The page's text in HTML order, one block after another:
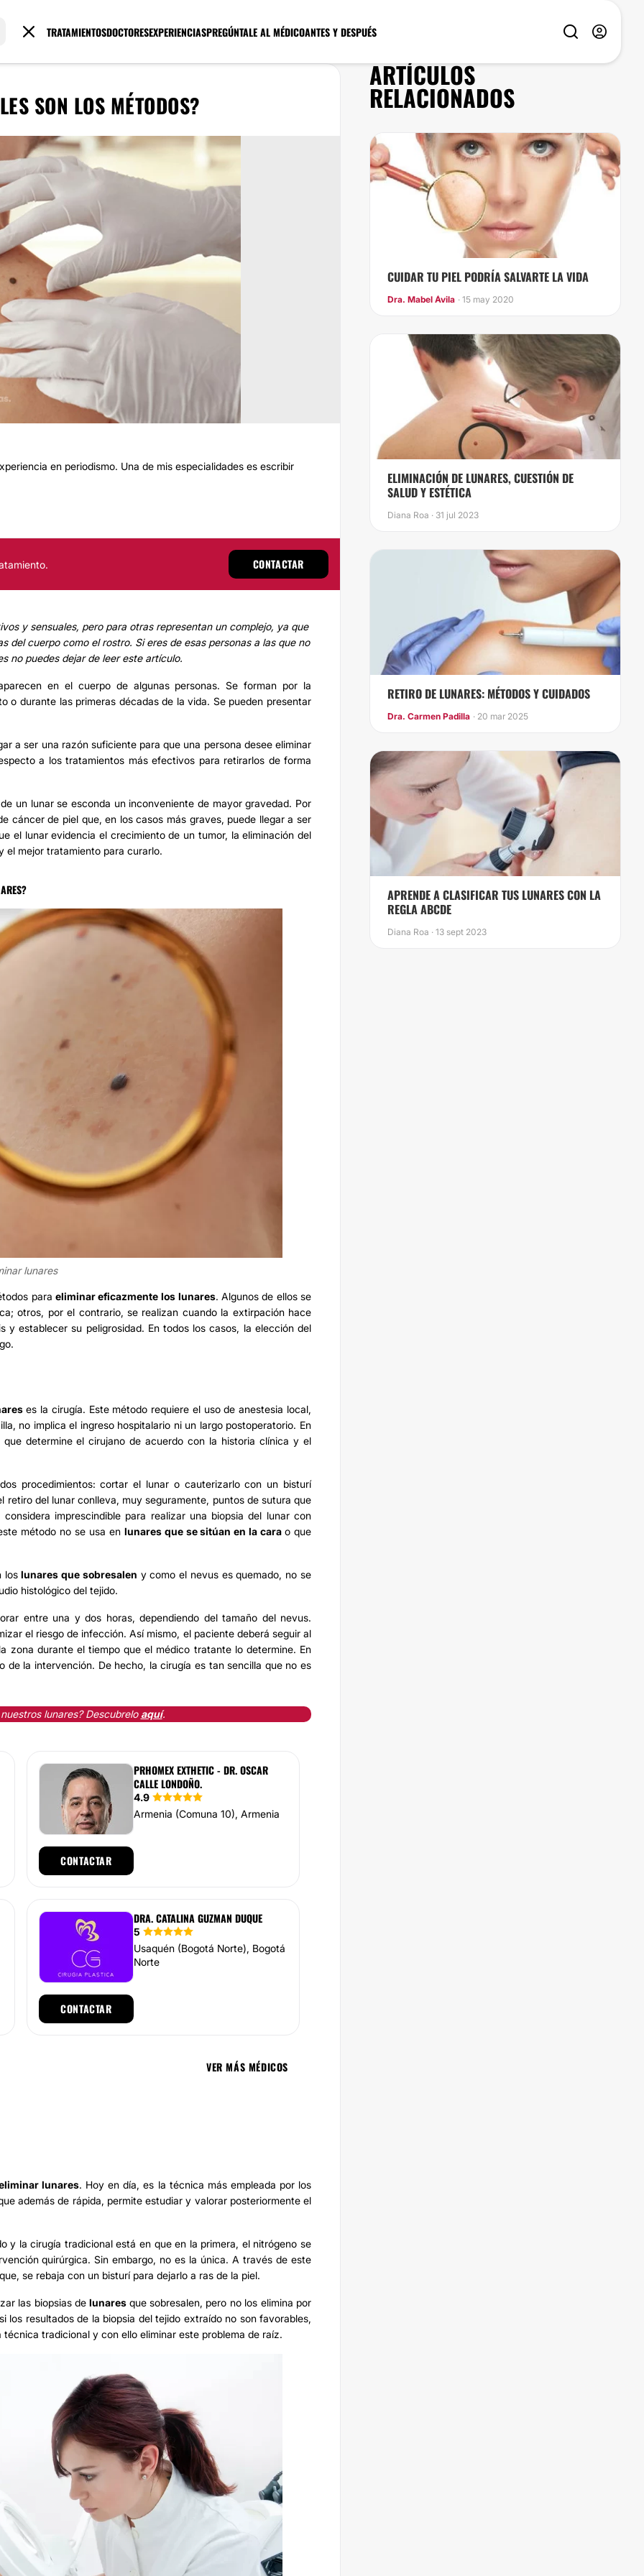
TRATAMIENTOSDOCTORESEXPERIENCIASPREGÚNTALE AL MÉDICOANTES Y DESPUÉS
SON LOS MÉTODOS?
en periodismo. Una de mis especialidades es escribir
CONTACTAR
y sensuales, pero para otras representan un complejo, ya que
del cuerpo como el rostro. Si eres de esas personas a las que no
no puedes dejar de leer este artículo.
en el cuerpo de algunas personas. Se forman por la
o durante las primeras décadas de la vida. Se pueden presentar
a ser una razón suficiente para que una persona desee eliminar
a los tratamientos más efectivos para retirarlos de forma
un lunar se esconda un inconveniente de mayor gravedad. Por
cáncer de piel que, en los casos más graves, puede llegar a ser
el lunar evidencia el crecimiento de un tumor, la eliminación del
el mejor tratamiento para curarlo.
lunares
paraeliminar eficazmente los lunares. Algunos de ellos se
otros, por el contrario, se realizan cuando la extirpación hace
establecer su peligrosidad. En todos los casos, la elección del
es la cirugía. Este método requiere el uso de anestesia local,
no implica el ingreso hospitalario ni un largo postoperatorio. En
determine el cirujano de acuerdo con la historia clínica y el
procedimientos: cortar el lunar o cauterizarlo con un bisturí
del lunar conlleva, muy seguramente, puntos de sutura que
imprescindible para realizar una biopsia del lunar con
método no se usa en lunares que se sitúan en la carao que
loslunaresque sobresalen y como el nevus es quemado, no se
histológico del tejido.
entre una y dos horas, dependiendo del tamaño del nevus.
el riesgo de infección. Así mismo, el paciente deberá seguir al
zona durante el tiempo que el médico tratante lo determine. En
de la intervención. De hecho, la cirugía es tan sencilla que no es
lunares? Descubrelo aquí.
PRHOMEX EXTHETIC - DR. OSCAR
CALLE LONDOÑO.
4.9
Armenia (Comuna 10), Armenia
CONTACTAR
DRA. CATALINA GUZMAN DUQUE
5
Usaquén (Bogotá Norte), Bogotá
Norte
CONTACTAR
VER MÁS MÉDICOS
lunares. Hoy en día, es la técnica más empleada por los
además de rápida, permite estudiar y valorar posteriormente el
y la cirugía tradicional está en que en la primera, el nitrógeno se
quirúrgica. Sin embargo, no es la única. A través de este
se rebaja con un bisturí para dejarlo a ras de la piel.
las biopsias delunares que sobresalen, pero no los elimina por
los resultados de la biopsia del tejido extraído no son favorables,
tradicional y con ello eliminar este problema de raíz.
ARTÍCULOS
RELACIONADOS
CUIDAR TU PIEL PODRÍA SALVARTE LA VIDA
Dra. Mabel Ávila · 15 may 2020
ELIMINACIÓN DE LUNARES, CUESTIÓN DE
SALUD Y ESTÉTICA
Diana Roa · 31 jul 2023
RETIRO DE LUNARES: MÉTODOS Y CUIDADOS
Dra. Carmen Padilla · 20 mar 2025
APRENDE A CLASIFICAR TUS LUNARES CON LA
REGLA ABCDE
Diana Roa · 13 sept 2023